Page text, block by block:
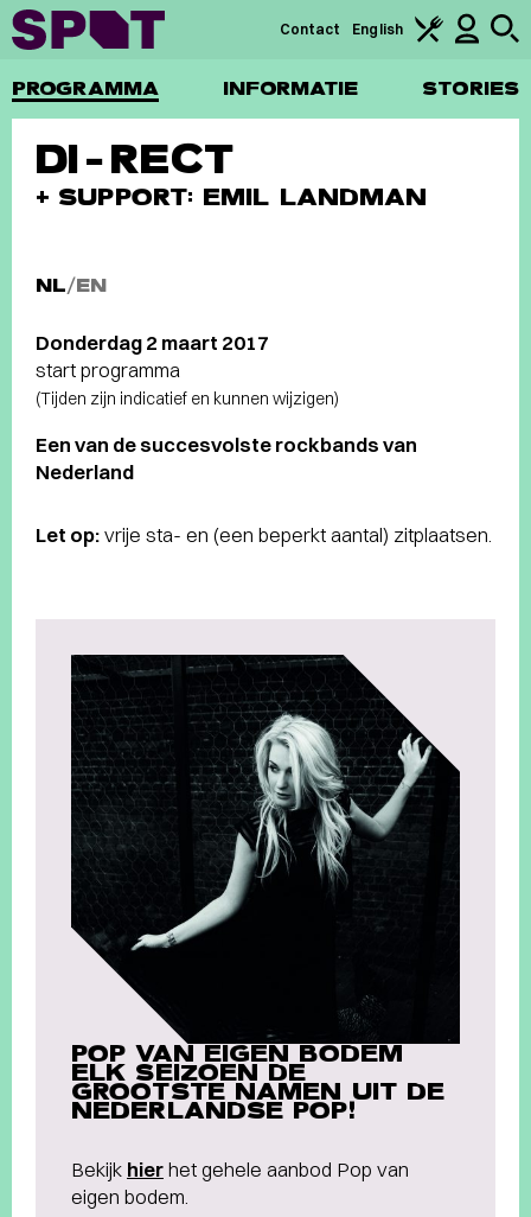
PROGRAMMA INFORMATIE STORIES
Contact English
DI-RECT
+ SUPPORT: EMIL LANDMAN
NL/EN
Donderdag 2 maart 2017
start programma
(Tijden zijn indicatief en kunnen wijzigen)
Een van de succesvolste rockbands van
Nederland
Let op:vrije sta- en (een beperkt aantal) zitplaatsen.
POP VAN EIGEN BODEM
ELK SEIZOEN DE
GROOTSTE NAMEN UIT DE
NEDERLANDSE POP!
Bekijk hierhet gehele aanbod Pop van
eigen bodem.